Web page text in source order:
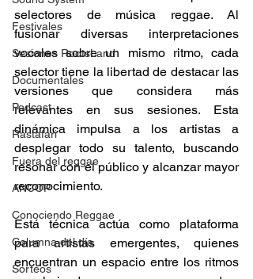
Festivales
Sesiones RootsLand
Documentales
Podcast
Rastafari
Fuera del reggae
ANCOP
Conociendo Reggae
Columna del día
Sorteos
selectores de música reggae. Al
fusionar diversas interpretaciones
vocales sobre un mismo ritmo, cada
selector tiene la libertad de destacar las
versiones que considera más
relevantes en sus sesiones. Esta
dinámica impulsa a los artistas a
desplegar todo su talento, buscando
resonar con el público y alcanzar mayor
reconocimiento.
Está técnica actúa como plataforma
para artistas emergentes, quienes
encuentran un espacio entre los ritmos